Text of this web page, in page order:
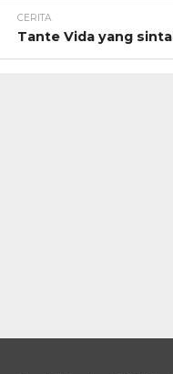
CERITA
Tante Vida yang sintal